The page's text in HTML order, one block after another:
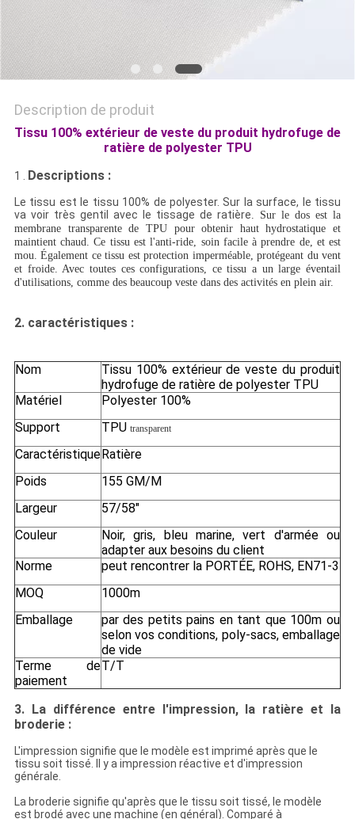
Description de produit
Tissu 100% extérieur de veste du produit hydrofuge de
ratière de polyester TPU
1 . Descriptions :
Le tissu est le tissu 100% de polyester. Sur la surface, le tissu
va voir très gentil avec le tissage de ratière. Sur le dos est la
membrane transparente de TPU pour obtenir haut hydrostatique et
maintient chaud. Ce tissu est l'anti-ride, soin facile à prendre de, et est
mou. Également ce tissu est protection imperméable, protégeant du vent
et froide. Avec toutes ces configurations, ce tissu a un large éventail
d'utilisations, comme des beaucoup veste dans des activités en plein air.
2.caractéristiques :
Nom
Tissu 100% extérieur de veste du produit
hydrofuge de ratière de polyester TPU
Matériel
Polyester 100%
Support
TPU transparent
Caractéristique Ratière
Poids
155 GM/M
Largeur
57/58"
Couleur
Noir, gris, bleu marine, vert d'armée ou
adapter aux besoins du client
Norme
peut rencontrer la PORTÉE, ROHS, EN71-3
MOQ
1000m
Emballage
par des petits pains en tant que 100m ou
selon vos conditions, poly-sacs, emballage
de vide
Terme de
paiement
T/T
3.
La différence entre l'impression, la ratière et la
broderie :
L'impression signifie que le modèle est imprimé après que le
tissu soit tissé. Il y a impression réactive et d'impression
générale.
La broderie signifie qu'après que le tissu soit tissé, le modèle
est brodé avec une machine (en général). Comparé à